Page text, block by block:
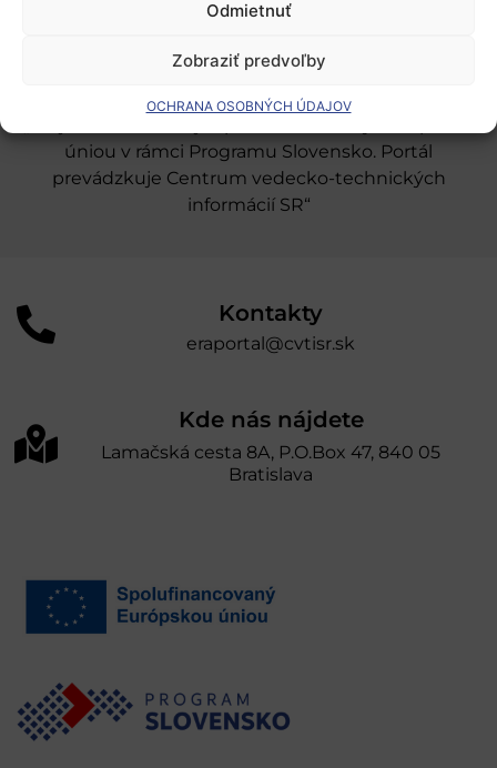
Odmietnuť
Zobraziť predvoľby
OCHRANA OSOBNÝCH ÚDAJOV
Grantové programy pre výskum
Odber noviniek
úniou v rámci Programu Slovensko. Portál
prevádzkuje Centrum vedecko-technických
informácií SR“
Kontakty
eraportal@cvtisr.sk
Kde nás nájdete
Lamačská cesta 8A, P.O.Box 47, 840 05
Bratislava